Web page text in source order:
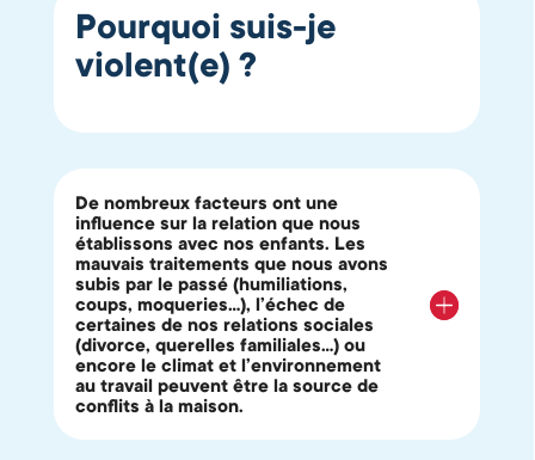
Pourquoi suis-je
violent(e) ?
De nombreux facteurs ont une
influence sur la relation que nous
établissons avec nos enfants. Les
mauvais traitements que nous avons
subis par le passé (humiliations,
coups, moqueries…), l’échec de
certaines de nos relations sociales
(divorce, querelles familiales…) ou
encore le climat et l’environnement
au travail peuvent être la source de
conflits à la maison.